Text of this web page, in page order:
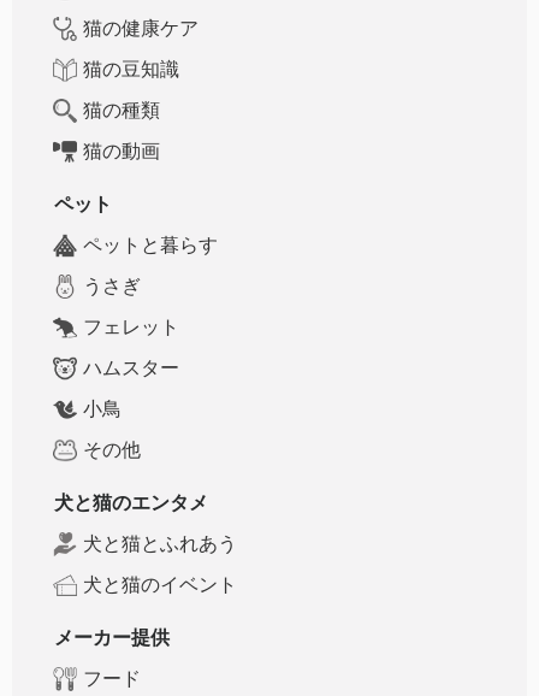
猫の健康ケア
猫の豆知識
猫の種類
猫の動画
ペット
ペットと暮らす
うさぎ
フェレット
ハムスター
小鳥
その他
犬と猫のエンタメ
犬と猫とふれあう
犬と猫のイベント
メーカー提供
フード